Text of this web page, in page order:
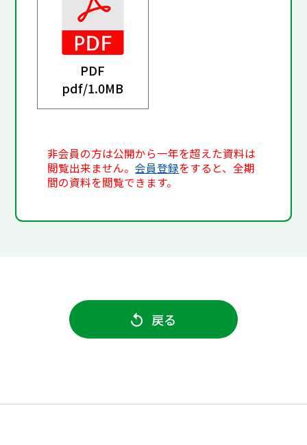
PDF
pdf/1.0MB
非会員の方は公開から一年を超えた資料は
閲覧出来ません。会員登録をすると、全期
間の資料を閲覧できます。
戻る